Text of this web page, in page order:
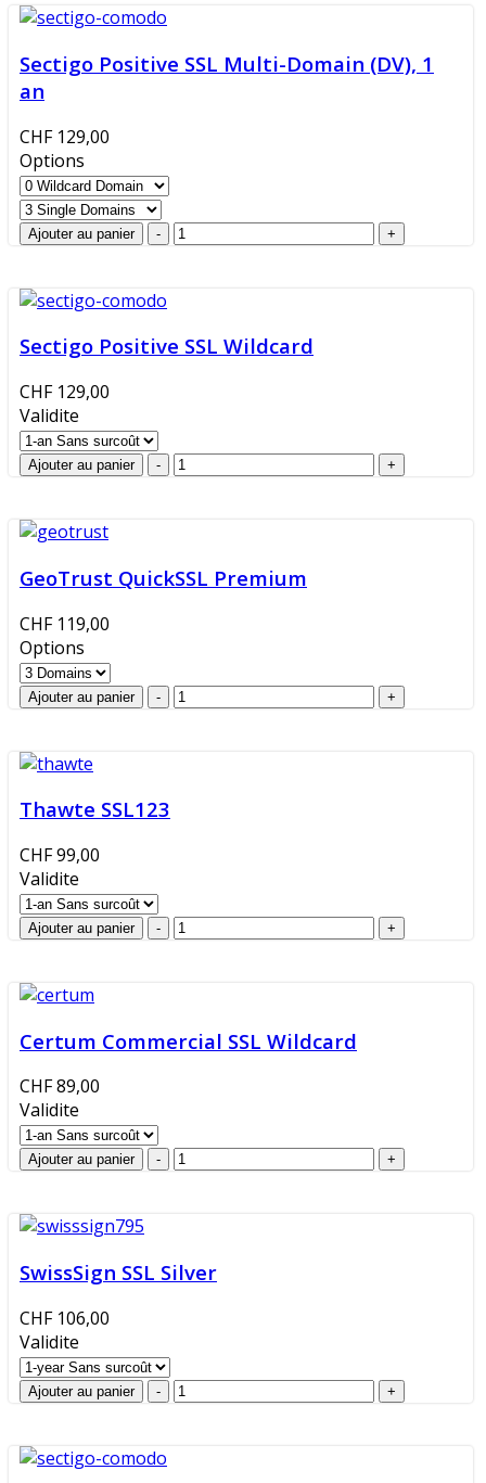
Sectigo Positive SSL Multi-Domain (DV), 1
an
CHF 129,00
Options
Sectigo Positive SSL Wildcard
CHF 129,00
Validite
GeoTrust QuickSSL Premium
CHF 119,00
Options
Thawte SSL123
CHF 99,00
Validite
Certum Commercial SSL Wildcard
CHF 89,00
Validite
SwissSign SSL Silver
CHF 106,00
Validite